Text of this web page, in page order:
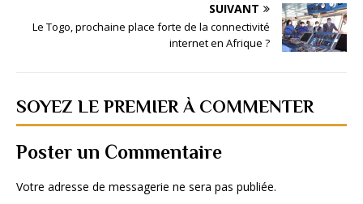
SUIVANT
Le Togo, prochaine place forte de la connectivité
internet en Afrique ?
SOYEZ LE PREMIER À COMMENTER
Poster un Commentaire
Votre adresse de messagerie ne sera pas publiée.